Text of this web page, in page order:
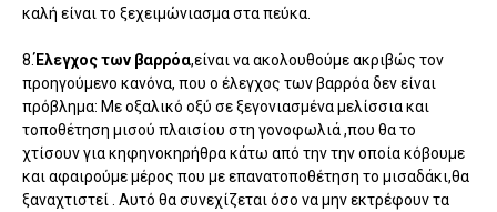
καλή είναι το ξεχειμώνιασμα στα πεύκα.
8.Έλεγχος των βαρρόα,είναι να ακολουθούμε ακριβώς τον
προηγούμενο κανόνα, που ο έλεγχος των βαρρόα δεν είναι
πρόβλημα: Με οξαλικό οξύ σε ξεγονιασμένα μελίσσια και
τοποθέτηση μισού πλαισίου στη γονοφωλιά ,που θα το
χτίσουν για κηφηνοκηρήθρα κάτω από την την οποία κόβουμε
και αφαιρούμε μέρος που με επανατοποθέτηση το μισαδάκι,θα
ξαναχτιστεί . Αυτό θα συνεχίζεται όσο να μην εκτρέφουν τα